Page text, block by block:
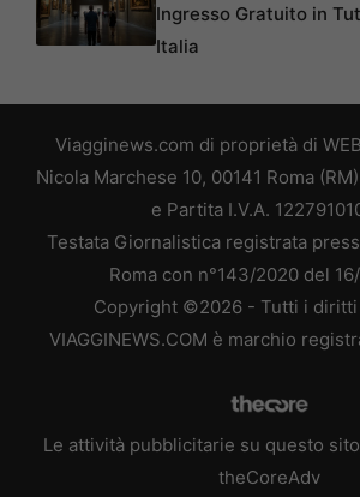
Ingresso Gratuito in
Italia
Viagginews.com di proprietà di
Nicola Marchese 10, 00141 Roma
e Partita I.V.A.
Testata Giornalistica registrata
Roma con n°143/2020 del
Copyright ©2026 - Tutti i
VIAGGINEWS.COM è marchio
Le attività pubblicitarie su questo
theCoreAdv